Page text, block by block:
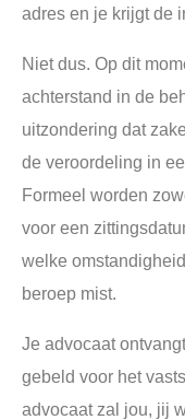
adres en je krijgt de
Niet dus. Op dit
achterstand in de
uitzondering dat
de veroordeling in
Formeel worden
voor een
welke
beroep mist.
Je advocaat
gebeld voor het
advocaat zal jou, jij